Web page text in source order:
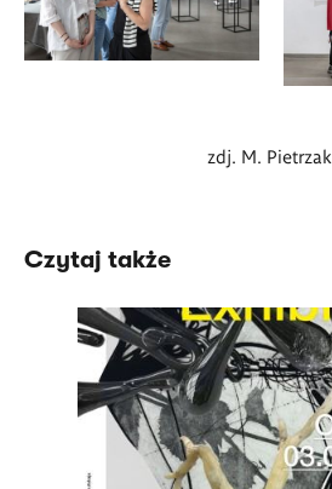
zdj. M. Pietrzak
Czytaj także